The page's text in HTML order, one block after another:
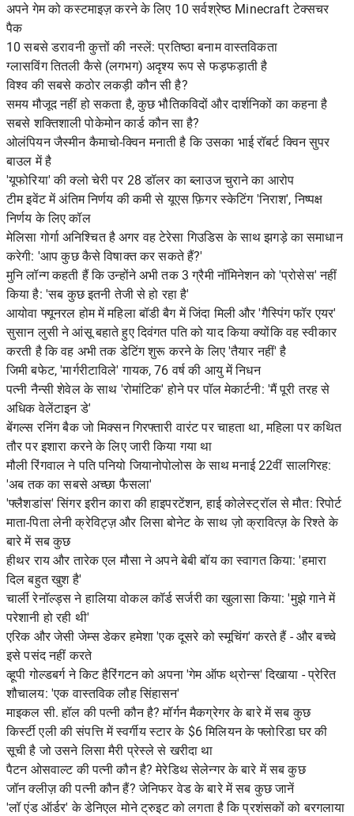
अपने गेम को कस्टमाइज़ करने के लिए 10 सर्वश्रेष्ठ Minecraft टेक्सचर
पैक
10 सबसे डरावनी कुत्तों की नस्लें: प्रतिष्ठा बनाम वास्तविकता
ग्लासविंग तितली कैसे (लगभग) अदृश्य रूप से फड़फड़ाती है
विश्व की सबसे कठोर लकड़ी कौन सी है?
समय मौजूद नहीं हो सकता है, कुछ भौतिकविदों और दार्शनिकों का कहना है
सबसे शक्तिशाली पोकेमोन कार्ड कौन सा है?
ओलंपियन जैस्मीन कैमाचो-क्विन मनाती है कि उसका भाई रॉबर्ट क्विन सुपर
बाउल में है
'यूफोरिया' की क्लो चेरी पर 28 डॉलर का ब्लाउज चुराने का आरोप
टीम इवेंट में अंतिम निर्णय की कमी से यूएस फ़िगर स्केटिंग 'निराश', निष्पक्ष
निर्णय के लिए कॉल
मेलिसा गोर्गा अनिश्चित है अगर वह टेरेसा गिउडिस के साथ झगड़े का समाधान
करेगी: 'आप कुछ कैसे विषाक्त कर सकते हैं?'
मुनि लॉन्ग कहती हैं कि उन्होंने अभी तक 3 ग्रैमी नॉमिनेशन को 'प्रोसेस' नहीं
किया है: 'सब कुछ इतनी तेजी से हो रहा है'
आयोवा फ्यूनरल होम में महिला बॉडी बैग में जिंदा मिली और 'गैस्पिंग फॉर एयर'
सुसान लुसी ने आंसू बहाते हुए दिवंगत पति को याद किया क्योंकि वह स्वीकार
करती है कि वह अभी तक डेटिंग शुरू करने के लिए 'तैयार नहीं' है
जिमी बफेट, 'मार्गरीटाविले' गायक, 76 वर्ष की आयु में निधन
पत्नी नैन्सी शेवेल के साथ 'रोमांटिक' होने पर पॉल मेकार्टनी: 'मैं पूरी तरह से
अधिक वेलेंटाइन डे'
बेंगल्स रनिंग बैक जो मिक्सन गिरफ्तारी वारंट पर चाहता था, महिला पर कथित
तौर पर इशारा करने के लिए जारी किया गया था
मौली रिंगवाल ने पति पनियो जियानोपोलोस के साथ मनाई 22वीं सालगिरह:
'अब तक का सबसे अच्छा फैसला'
'फ्लैशडांस' सिंगर इरीन कारा की हाइपरटेंशन, हाई कोलेस्ट्रॉल से मौत: रिपोर्ट
माता-पिता लेनी क्रेविट्ज़ और लिसा बोनेट के साथ ज़ो क्रावित्ज़ के रिश्ते के
बारे में सब कुछ
हीथर राय और तारेक एल मौसा ने अपने बेबी बॉय का स्वागत किया: 'हमारा
दिल बहुत खुश है'
चार्ली रेनॉल्ड्स ने हालिया वोकल कॉर्ड सर्जरी का खुलासा किया: 'मुझे गाने में
परेशानी हो रही थी'
एरिक और जेसी जेम्स डेकर हमेशा 'एक दूसरे को स्मूचिंग' करते हैं - और बच्चे
इसे पसंद नहीं करते
व्हूपी गोल्डबर्ग ने किट हैरिंगटन को अपना 'गेम ऑफ थ्रोन्स' दिखाया - प्रेरित
शौचालय: 'एक वास्तविक लौह सिंहासन'
माइकल सी. हॉल की पत्नी कौन है? मॉर्गन मैकग्रेगर के बारे में सब कुछ
किर्स्टी एली की संपत्ति में स्वर्गीय स्टार के $6 मिलियन के फ्लोरिडा घर की
सूची है जो उसने लिसा मैरी प्रेस्ले से खरीदा था
पैटन ओसवाल्ट की पत्नी कौन है? मेरेडिथ सेलेन्गर के बारे में सब कुछ
जॉन क्लीज़ की पत्नी कौन हैं? जेनिफर वेड के बारे में सब कुछ जानें
'लॉ एंड ऑर्डर' के डेनिएल मोने ट्रुइट को लगता है कि प्रशंसकों को बरगलाया